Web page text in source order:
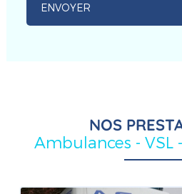
NOS
Ambulances - VSL